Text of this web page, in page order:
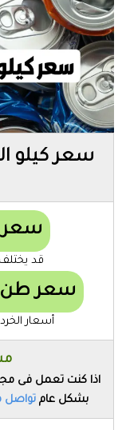
سعر كيلو
سعر
قد
سعر طن الكانز
أسعار
اذا كنت تعمل فى مجال
بشكل عامتواصل